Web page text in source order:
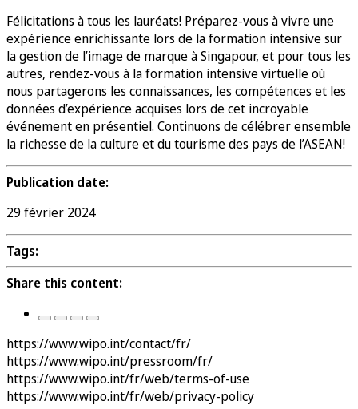
Félicitations à tous les lauréats! Préparez-vous à vivre une
expérience enrichissante lors de la formation intensive sur
la gestion de l’image de marque à Singapour, et pour tous les
autres, rendez-vous à la formation intensive virtuelle où
nous partagerons les connaissances, les compétences et les
données d’expérience acquises lors de cet incroyable
événement en présentiel. Continuons de célébrer ensemble
la richesse de la culture et du tourisme des pays de l’ASEAN!
Publication date:
29 février 2024
Tags:
Share this content:
https://www.wipo.int/contact/fr/
https://www.wipo.int/pressroom/fr/
https://www.wipo.int/fr/web/terms-of-use
https://www.wipo.int/fr/web/privacy-policy